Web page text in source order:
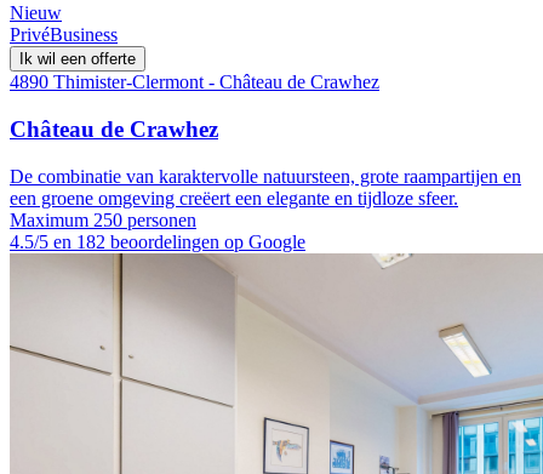
Nieuw
PrivéBusiness
Ik wil een offerte
4890 Thimister-Clermont - Château de Crawhez
Château de Crawhez
De combinatie van karaktervolle natuursteen, grote raampartijen en
een groene omgeving creëert een elegante en tijdloze sfeer.
Maximum 250 personen
4.5/5 en 182 beoordelingen op Google